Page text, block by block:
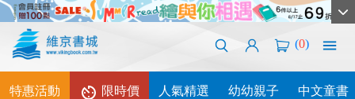
(0)
特惠活動 限時價 人氣精選 幼幼親子 中文童書